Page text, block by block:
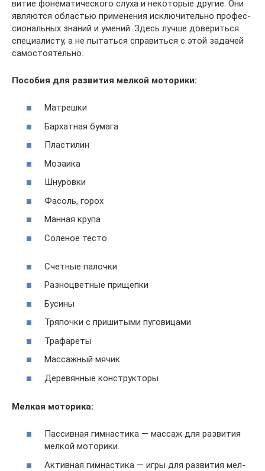
ви­тие фоне­ма­ти­че­ского слуха и неко­то­рые дру­гие. Они
явля­ются обла­стью при­ме­не­ния исклю­чи­тельно про­фес­
си­о­наль­ных зна­ний и уме­ний. Здесь лучше дове­риться
спе­ци­а­ли­сту, а не пытаться спра­виться с этой зада­чей
самостоятельно.
Посо­бия для раз­ви­тия мел­кой моторики:
Мат­решки
Бар­хат­ная бумага
Пла­сти­лин
Моза­ика
Шну­ровки
Фасоль, горох
Ман­ная крупа
Соле­ное тесто
Счет­ные палочки
Раз­но­цвет­ные прищепки
Бусины
Тря­почки с при­ши­тыми пуговицами
Тра­фа­реты
Мас­саж­ный мячик
Дере­вян­ные конструкторы
Мел­кая моторика:
Пас­сив­ная гим­на­стика — мас­саж для раз­ви­тия
мел­кой моторики.
Актив­ная гим­на­стика — игры для раз­ви­тия мел­